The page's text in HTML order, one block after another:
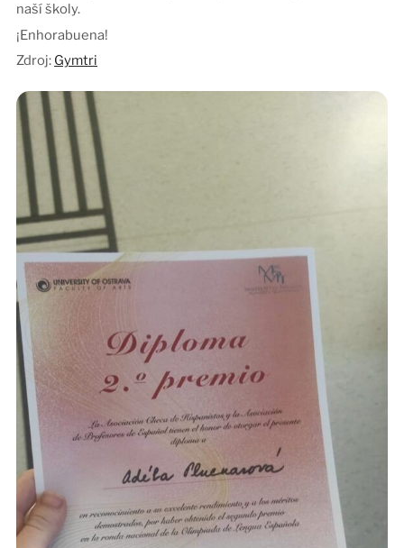
naší školy.
¡Enhorabuena!
Zdroj: Gymtri